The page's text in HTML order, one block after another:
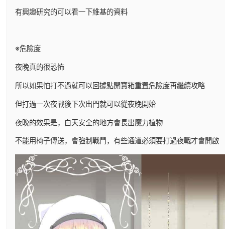
有興趣研究的可以看一下維基的資料
※危險度
夜晚真的很恐怖
所以如果怕打不過就可以回據點開寶箱重置危險度再繼續攻略
但打過一次夜戰後下次出門就可以從夜晚開始
夜晚的效果是，白天安全的地方會長出魔力植物
不能用椅子傳送，會強制戰鬥，有些通道必須要打過夜戰才會開啟